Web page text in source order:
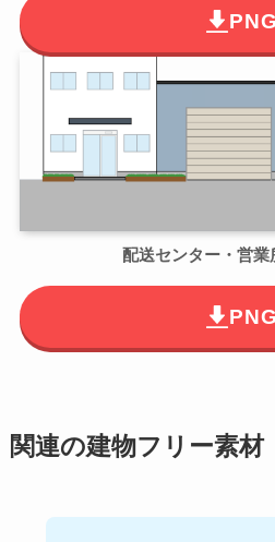
PNG
配送センター・営業
PNG
関連の建物フリー素材